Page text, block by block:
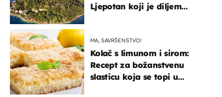
Ljepotan koji je diljem
MA, SAVRŠENSTVO!
Kolač s limunom i sirom:
Recept za božanstvenu
slasticu koja se topi u